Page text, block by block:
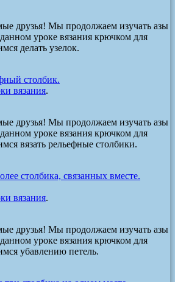
друзья! Мы продолжаем изучать азы
уроке вязания крючком для
делать узелок.
столбик.
вязания.
друзья! Мы продолжаем изучать азы
уроке вязания крючком для
вязать рельефные столбики.
столбика, связанных вместе.
вязания.
друзья! Мы продолжаем изучать азы
уроке вязания крючком для
убавлению петель.